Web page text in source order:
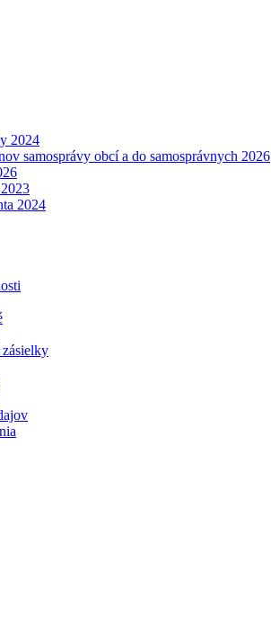
2024
samosprávy obcí a do samosprávnych 2026
2024